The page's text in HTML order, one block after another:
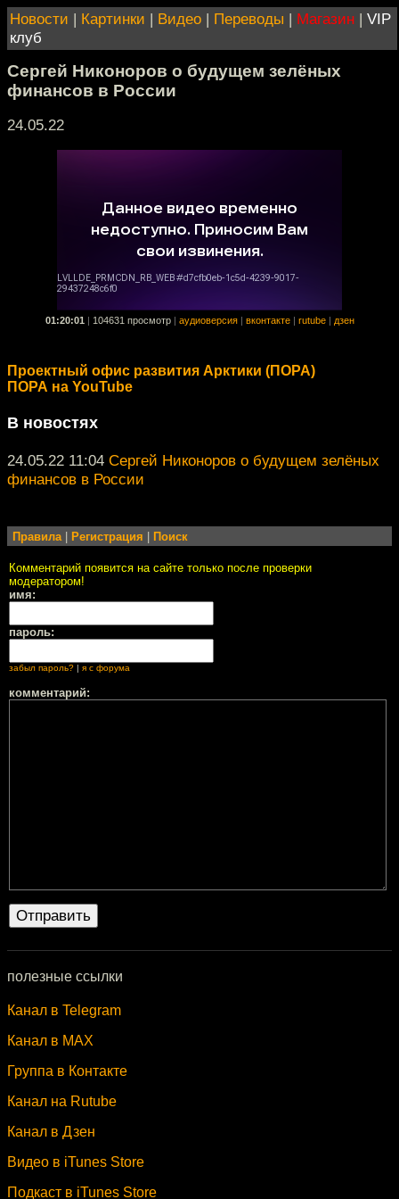
Новости | Картинки | Видео | Переводы | Магазин | VIP
клуб
Сергей Никоноров о будущем зелёных
финансов в России
24.05.22
01:20:01 104631 просмотр аудиоверсия вконтакте rutube дзен
Проектный офис развития Арктики (ПОРА)
ПОРА на YouTube
В новостях
24.05.22 11:04 Сергей Никоноров о будущем зелёных
финансов в России
Правила| Регистрация Поиск
Комментарий появится на сайте только после проверки
модератором!
имя:
пароль:
забыл пароль? я с форума
комментарий:
полезные ссылки
Канал в Telegram
Канал в MAX
Группа в Контакте
Канал на Rutube
Канал в Дзен
Видео в iTunes Store
Подкаст в iTunes Store